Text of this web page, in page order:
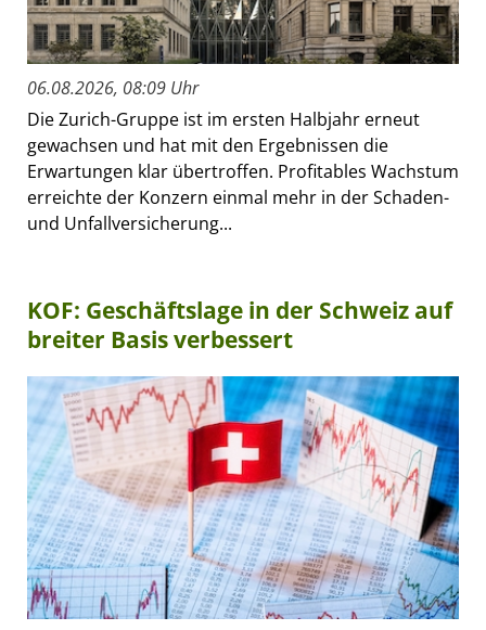
06.08.2026, 08:09 Uhr
Die Zurich-Gruppe ist im ersten Halbjahr erneut
gewachsen und hat mit den Ergebnissen die
Erwartungen klar übertroffen. Profitables Wachstum
erreichte der Konzern einmal mehr in der Schaden-
und Unfallversicherung...
KOF: Geschäftslage in der Schweiz auf
breiter Basis verbessert